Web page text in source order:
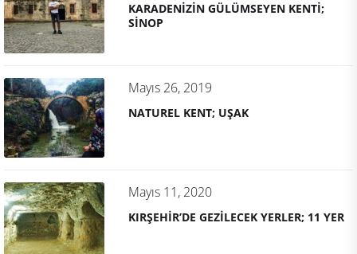
KARADENİZİN GÜLÜMSEYEN KENTİ;
SİNOP
Mayıs 26, 2019
NATUREL KENT; UŞAK
Mayıs 11, 2020
KIRŞEHİR’DE GEZİLECEK YERLER; 11 YER